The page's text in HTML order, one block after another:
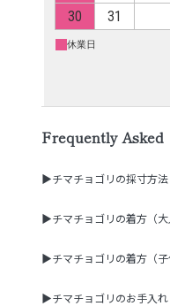
Frequently Asked
▶チマチョゴリの採寸方法
▶チマチョゴリの着方（大
▶チマチョゴリの着方（子
▶チマチョゴリのお手入れ